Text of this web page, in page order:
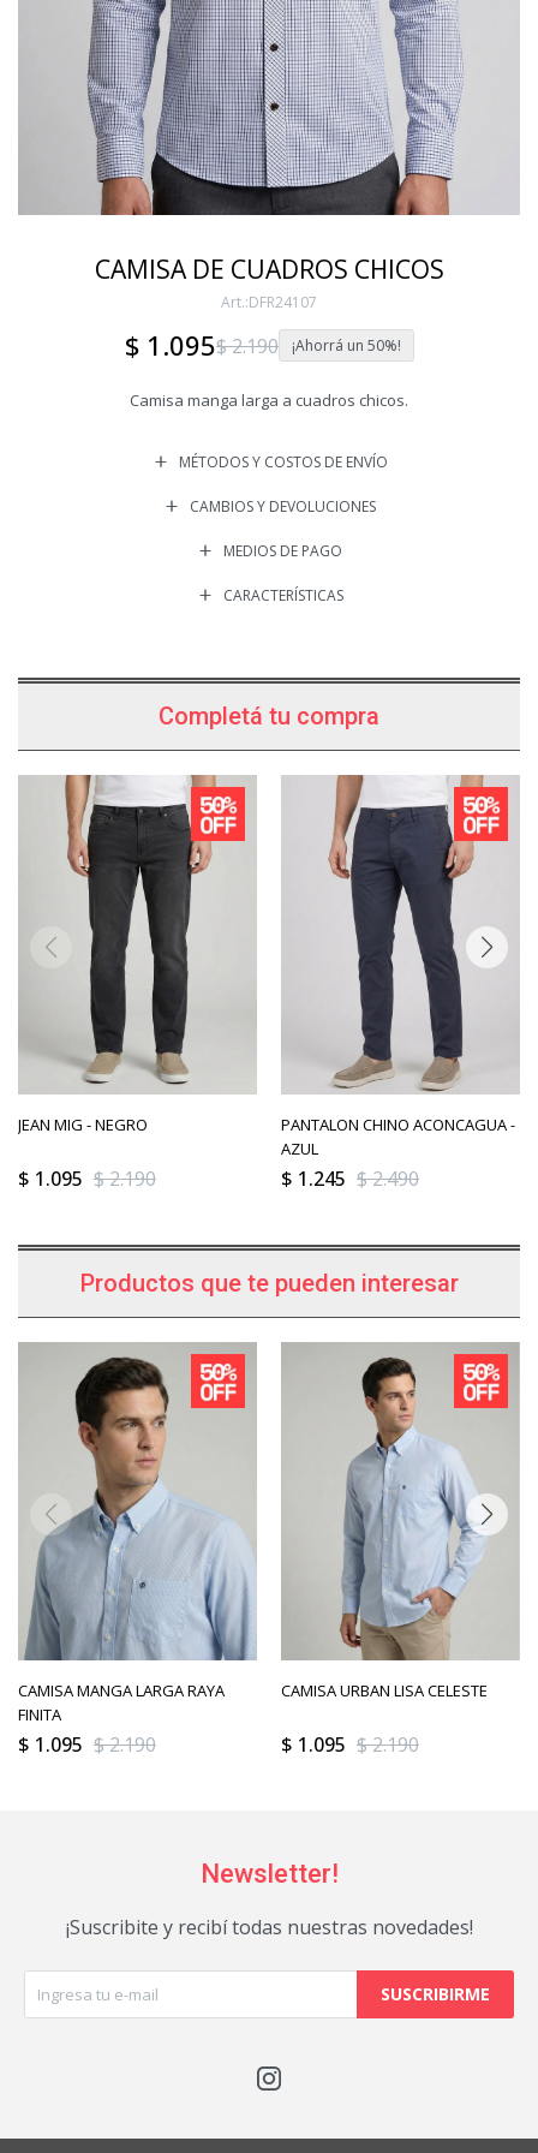
CAMISA DE CUADROS CHICOS
DFR24107
$ 1.095$2.190 50
Camisa manga larga a cuadros chicos.
MÉTODOS Y COSTOS DE ENVÍO
CAMBIOS Y DEVOLUCIONES
MEDIOS DE PAGO
CARACTERÍSTICAS
Completá tu compra
JEAN MIG - NEGRO
$ 1.095 $2.190
PANTALON CHINO ACONCAGUA -
AZUL
$ 1.245 $2.490
Productos que te pueden interesar
CAMISA MANGA LARGA RAYA
FINITA
$ 1.095 $2.190
CAMISA URBAN LISA CELESTE
$ 1.095 $2.190
Newsletter!
¡Suscribite y recibí todas nuestras novedades!
SUSCRIBIRME
